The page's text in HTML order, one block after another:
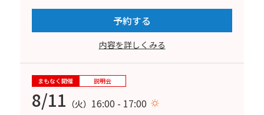
予約する
内容を詳しくみる
まもなく開催 説明会
8/11 （火） 16:00 - 17:00